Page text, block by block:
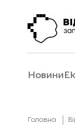
Новини
Головна